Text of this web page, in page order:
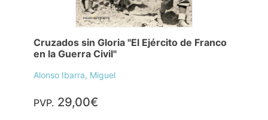
Cruzados sin Gloria "El Ejército de Franco
en la Guerra Civil"
Alonso Ibarra, Miguel
PVP. 29,00€